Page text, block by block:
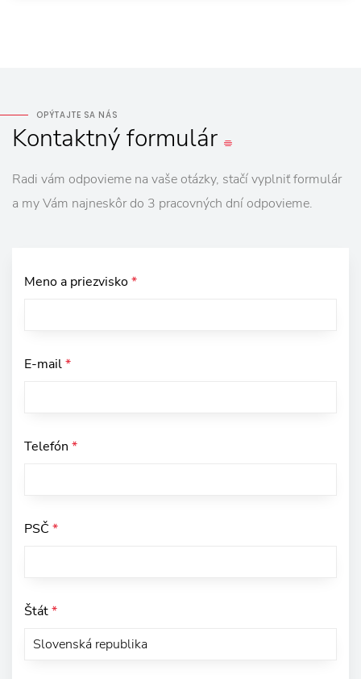
OPÝTAJTE SA NÁS
Kontaktnýformulár
Radi vám odpovieme na vaše otázky, stačí vyplniť formulár
a my Vám najneskôr do 3 pracovných dní odpovieme.
Meno a priezvisko*
E-mail*
Telefón *
PSČ *
Štát*